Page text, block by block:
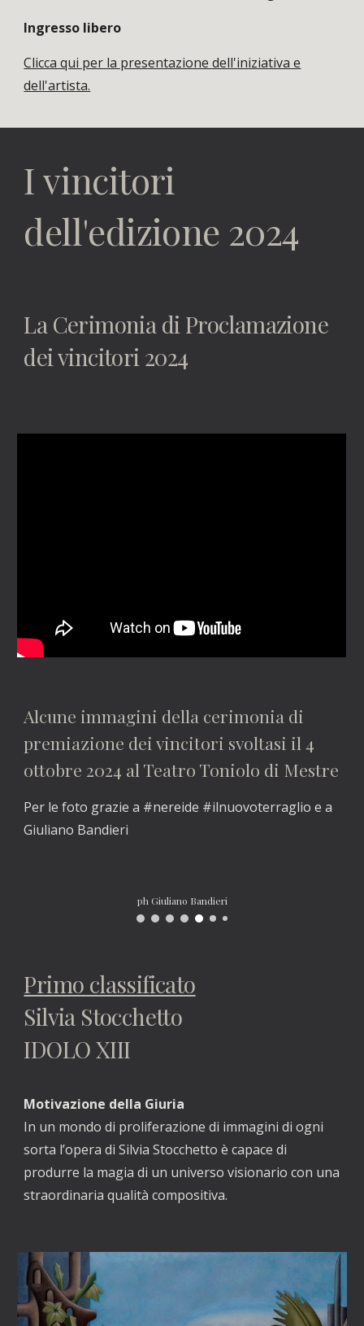
Ingresso libero
Clicca qui per la presentazione dell'iniziativa e
dell'artista.
I vincitori
dell'edizione 2024
La Cerimonia di Proclamazione
dei vincitori 2024
Alcune immagini della cerimonia di
premiazione dei vincitori svoltasi il 4
ottobre 2024 al Teatro Toniolo di Mestre
Per le foto grazie a #nereide #ilnuovoterraglio e a
Giuliano Bandieri
ph Giuliano Bandieri
Primo classificato
Silvia Stocchetto
IDOLO XIII
Motivazione della Giuria
In un mondo di proliferazione di immagini di ogni
sorta l’opera di Silvia Stocchetto è capace di
produrre la magia di un universo visionario con una
straordinaria qualità compositiva.